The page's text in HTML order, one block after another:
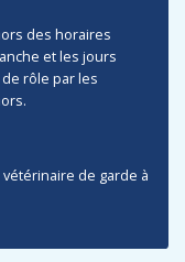
des horaires
et les jours
rôle par les
de garde à